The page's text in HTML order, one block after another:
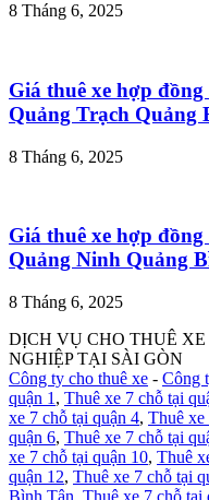
8 Tháng 6, 2025
Giá thuê xe hợp
Quảng Trạch Quảng
8 Tháng 6, 2025
Giá thuê xe hợp
Quảng Ninh Quảng
8 Tháng 6, 2025
DỊCH VỤ CHO THUÊ
NGHIỆP TẠI SÀI GÒN
Công ty cho thuê xe - Công
quận 1 , Thuê xe 7 chỗ tại
xe 7 chỗ tại quận 4, Thuê xe
quận 6, Thuê xe 7 chỗ tại
xe 7 chỗ tại quận 10, Thuê
quận 12, Thuê xe 7 chỗ tại
Bình Tân Thuê xe 7 chỗ tại